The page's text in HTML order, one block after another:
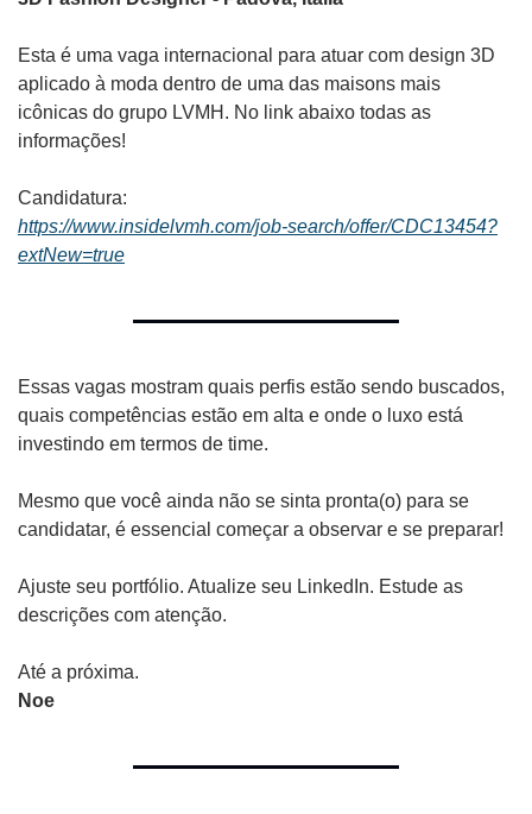
Esta é uma vaga internacional para atuar com design 3D
aplicado à moda dentro de uma das maisons mais
icônicas do grupo LVMH. No link abaixo todas as
informações!
Candidatura:
https://www.insidelvmh.com/job-search/offer/CDC13454?
extNew=true
Essas vagas mostram quais perfis estão sendo buscados,
quais competências estão em alta e onde o luxo está
investindo em termos de time.
Mesmo que você ainda não se sinta pronta(o) para se
candidatar, é essencial começar a observar e se preparar!
Ajuste seu portfólio. Atualize seu LinkedIn. Estude as
descrições com atenção.
Até a próxima.
Noe